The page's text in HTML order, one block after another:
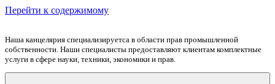
Перейти к содержимому
Наша канцелярия специализируетса в области прав промышленной
собственности. Наши специалисты предоставляют клиентам комплектные
услуги в сфере науки, техники, экономики и прав.